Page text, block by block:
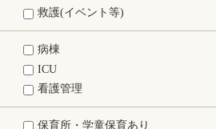
救護(イベント等)
病棟
ICU
看護管理
保育所・学童保育あり